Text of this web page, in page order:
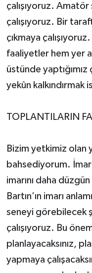
çalışıyoruz.
çalışıyoruz. Bir
çıkmaya
faaliyetler hem yer
üstünde yaptığımız
yekûn kalkındırmak
TOPLANTILARIN
Bizim yetkimiz olan
bahsediyorum. İmar
imarını daha
Bartın’ın imarı
seneyi görebilecek
çalışıyoruz. Bu
planlayacaksınız,
yapmaya